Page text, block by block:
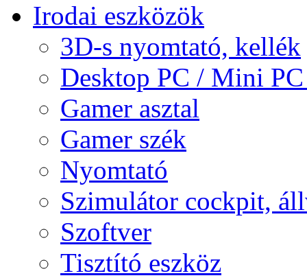
Irodai eszközök
3D-s nyomtató, kellék
Desktop PC / Mini
Gamer asztal
Gamer szék
Nyomtató
Szimulátor cockpit,
Szoftver
Tisztító eszköz